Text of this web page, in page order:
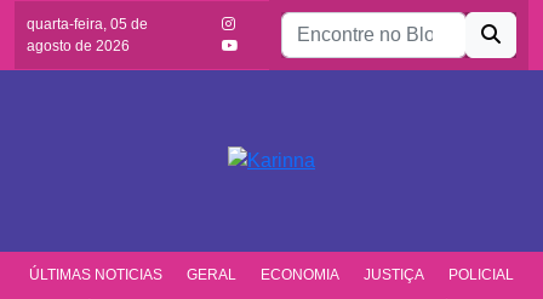
quarta-feira, 05 de
agosto de 2026
Buscar por:
ÚLTIMAS NOTICIAS GERAL ECONOMIA JUSTIÇA
POLICIAL